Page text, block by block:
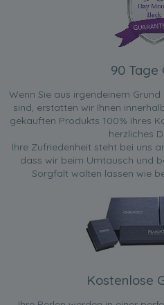
90 Tage
Wenn Sie aus irgendeinem
sind, erstatten wir Ihnen
gekauften Produkts 100% Ihres
herzliches
Ihre Zufriedenheit steht bei uns
dass wir beim Umtausch und
Sorgfalt walten lassen wie
Kostenlose